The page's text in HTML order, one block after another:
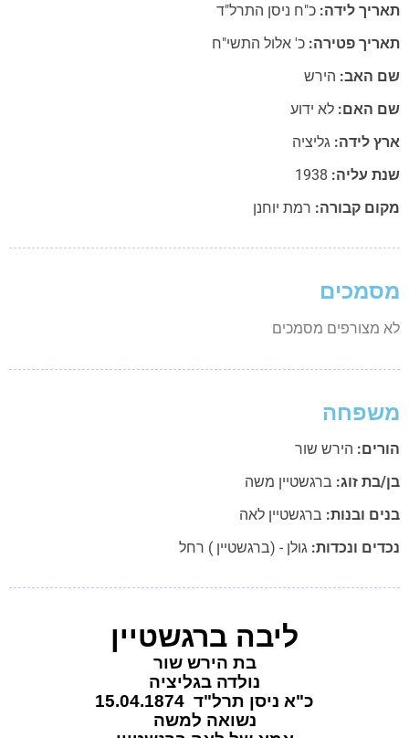
לידה:כ"ח ניסן התרל"ד
פטירה:כ' אלול התשי"ח
האב:הירש
האם:לא ידוע
לידה:גליציה
עליה:1938
קבורה:רמת יוחנן
מצורפים מסמכים
הירש שור
בת זוג:ברגשטיין משה
ובנות:ברגשטיין לאה
ונכדות:גולן - (ברגשטיין ) רחל
ליבה ברגשטיין
בת הירש שור
נולדה בגליציה
כ"א ניסן תרל"ד 15.04.1874
נשואה למשה